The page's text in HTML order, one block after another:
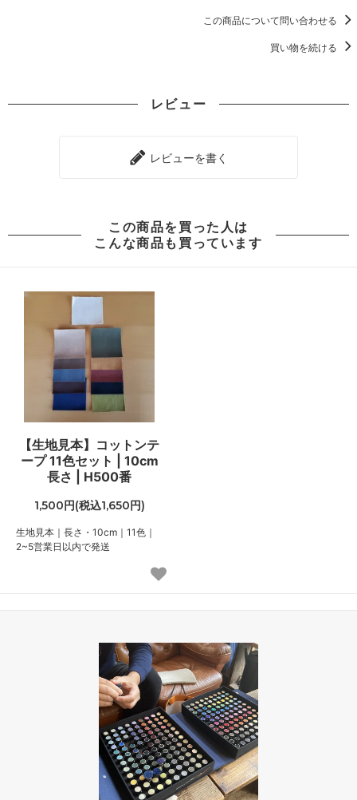
この商品について問い合わせる
買い物を続ける
レビュー
レビューを書く
この商品を買った人は
こんな商品も買っています
【生地見本】コットンテ
ープ 11色セット | 10cm
長さ | H500番
1,500円(税込1,650円)
生地見本｜長さ・10cm｜11色｜
2~5営業日以内で発送